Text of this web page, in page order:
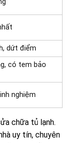
dứt điểm
có tem bảo
nghiệm
chữa tủ lạnh.
uy tín, chuyên